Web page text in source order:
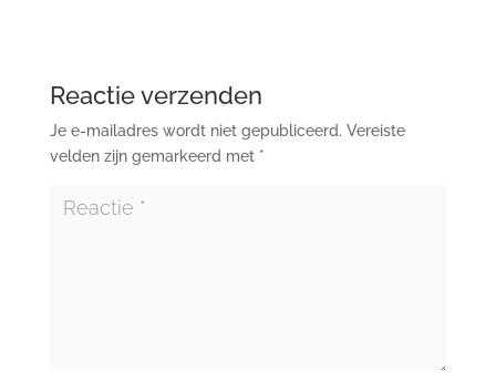
Reactie verzenden
Je e-mailadres wordt niet gepubliceerd. Vereiste
velden zijn gemarkeerd met *